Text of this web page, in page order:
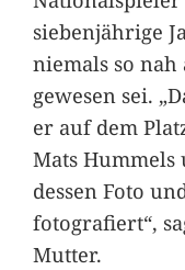
siebenjährige
niemals so
gewesen sei.
er auf dem
Mats
dessen Foto
fotografiert“,
Mutter.